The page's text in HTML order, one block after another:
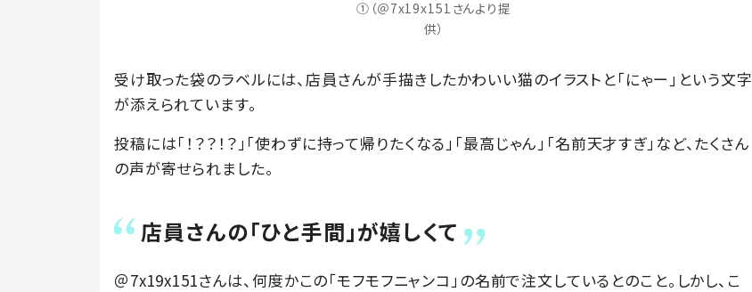
①（＠7x19x151さんより提
供）
受け取った袋のラベルには、店員さんが手描きしたかわいい猫のイラストと「にゃー」という文字
が添えられています。
投稿には「！？？！？」「使わずに持って帰りたくなる」「最高じゃん」「名前天才すぎ」など、たくさん
の声が寄せられました。
店員さんの「ひと手間」が嬉しくて
＠7x19x151さんは、何度かこの「モフモフニャンコ」の名前で注文しているとのこと。しかし、こ